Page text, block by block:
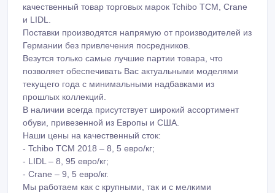
качественный товар торговых марок Tchibo TCM, Crane
и LIDL.
Поставки производятся напрямую от производителей из
Германии без привлечения посредников.
Везутся только самые лучшие партии товара, что
позволяет обеспечивать Вас актуальными моделями
текущего года с минимальными надбавками из
прошлых коллекций.
В наличии всегда присутствует широкий ассортимент
обуви, привезенной из Европы и США.
Наши цены на качественный сток:
- Tchibo TCM 2018 – 8, 5 евро/кг;
- LIDL – 8, 95 евро/кг;
- Crane – 9, 5 евро/кг.
Мы работаем как с крупными, так и с мелкими